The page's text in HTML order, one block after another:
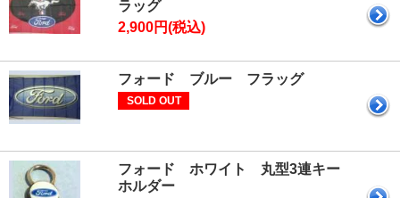
ラッグ
2,900円(税込)
フォード ブルー フラッグ
SOLD OUT
フォード ホワイト 丸型3連キー
ホルダー